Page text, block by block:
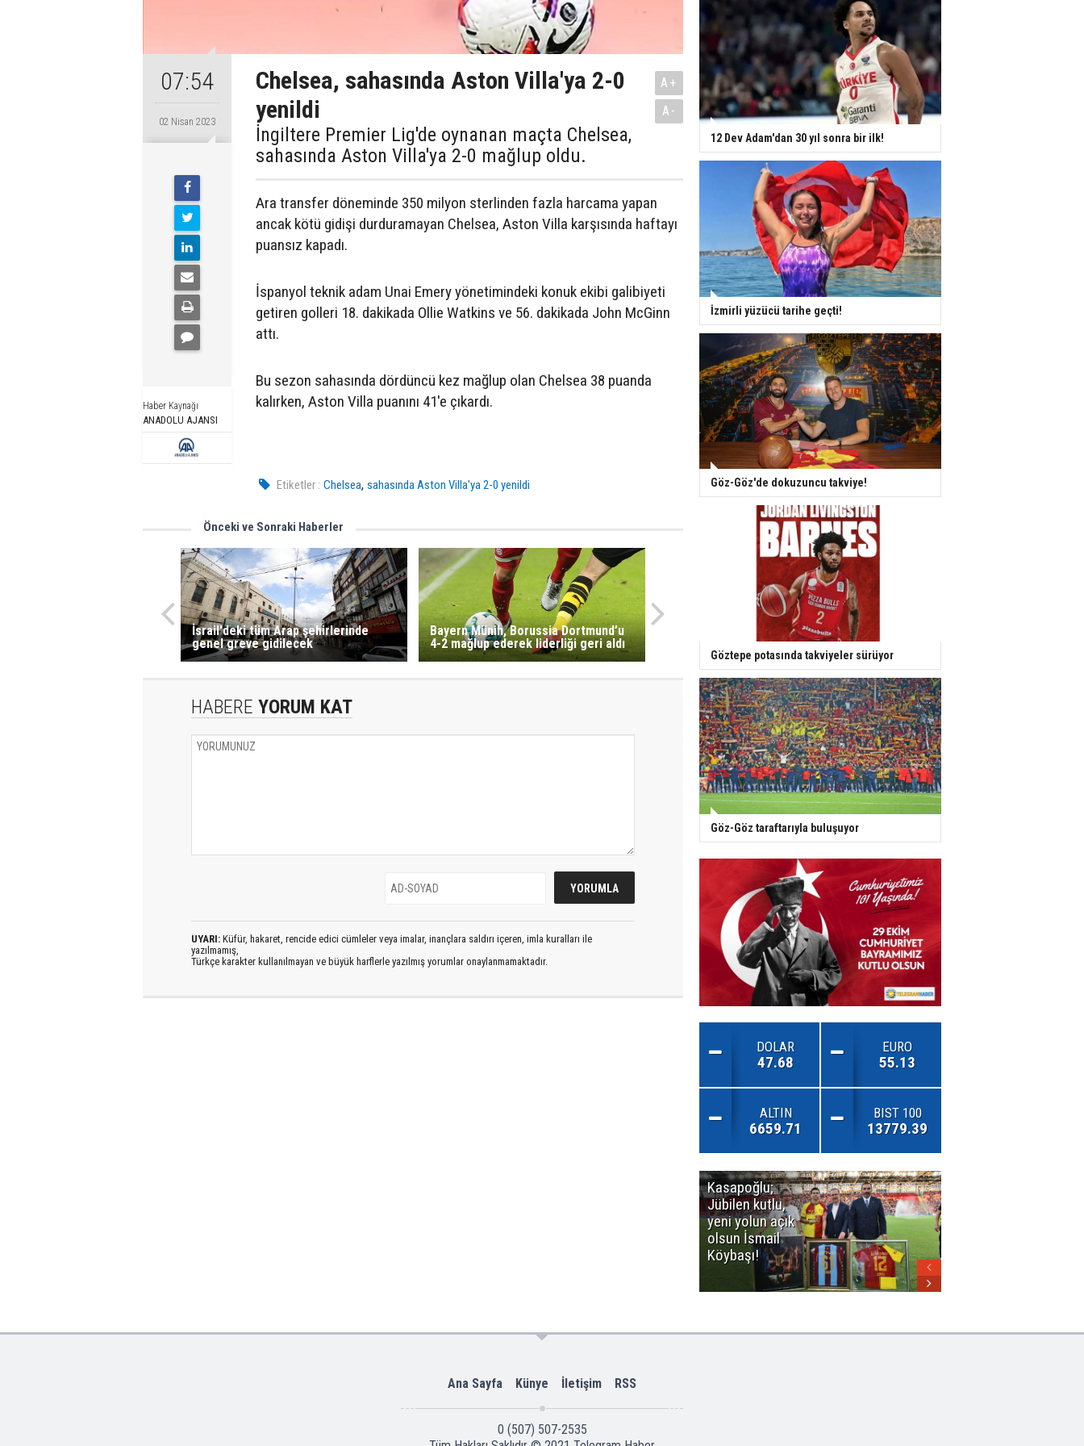
07:54
02 Nisan 2023
Haber Kaynağı
ANADOLU AJANSI
Chelsea, sahasında Aston Villa'ya 2-0
yenildi
İngiltere Premier Lig'de oynanan maçta Chelsea,
sahasında Aston Villa'ya 2-0 mağlup oldu.
A+
A-
Ara transfer döneminde 350 milyon sterlinden fazla harcama yapan
ancak kötü gidişi durduramayan Chelsea, Aston Villa karşısında haftayı
puansız kapadı.
İspanyol teknik adam Unai Emery yönetimindeki konuk ekibi galibiyeti
getiren golleri 18. dakikada Ollie Watkins ve 56. dakikada John McGinn
attı.
Bu sezon sahasında dördüncü kez mağlup olan Chelsea 38 puanda
kalırken, Aston Villa puanını 41'e çıkardı.
Etiketler : Chelsea,sahasında Aston Villa'ya 2-0 yenildi
Önceki ve Sonraki Haberler
İsrail'deki tüm Arap şehirlerinde
genel greve gidilecek
Bayern Münih, Borussia Dortmund’u
4-2 mağlup ederek liderliği geri aldı
HABERE YORUM KAT
UYARI: Küfür, hakaret, rencide edici cümleler veya imalar, inançlara saldırı içeren, imla kuralları ile
yazılmamış,
Türkçe karakter kullanılmayan ve büyük harflerle yazılmış yorumlar onaylanmamaktadır.
12 Dev Adam'dan 30 yıl sonra bir ilk!
İzmirli yüzücü tarihe geçti!
Göz-Göz'de dokuzuncu takviye!
Göztepe potasında takviyeler sürüyor
Göz-Göz taraftarıyla buluşuyor
DOLAR
47.68
EURO
55.13
ALTIN
6659.71
BIST 100
13779.39
Kasapoğlu;
Jübilen kutlu,
yeni yolun açık
olsun İsmail
Köybaşı!
Ana Sayfa Künye İletişim RSS
0 (507) 507-2535